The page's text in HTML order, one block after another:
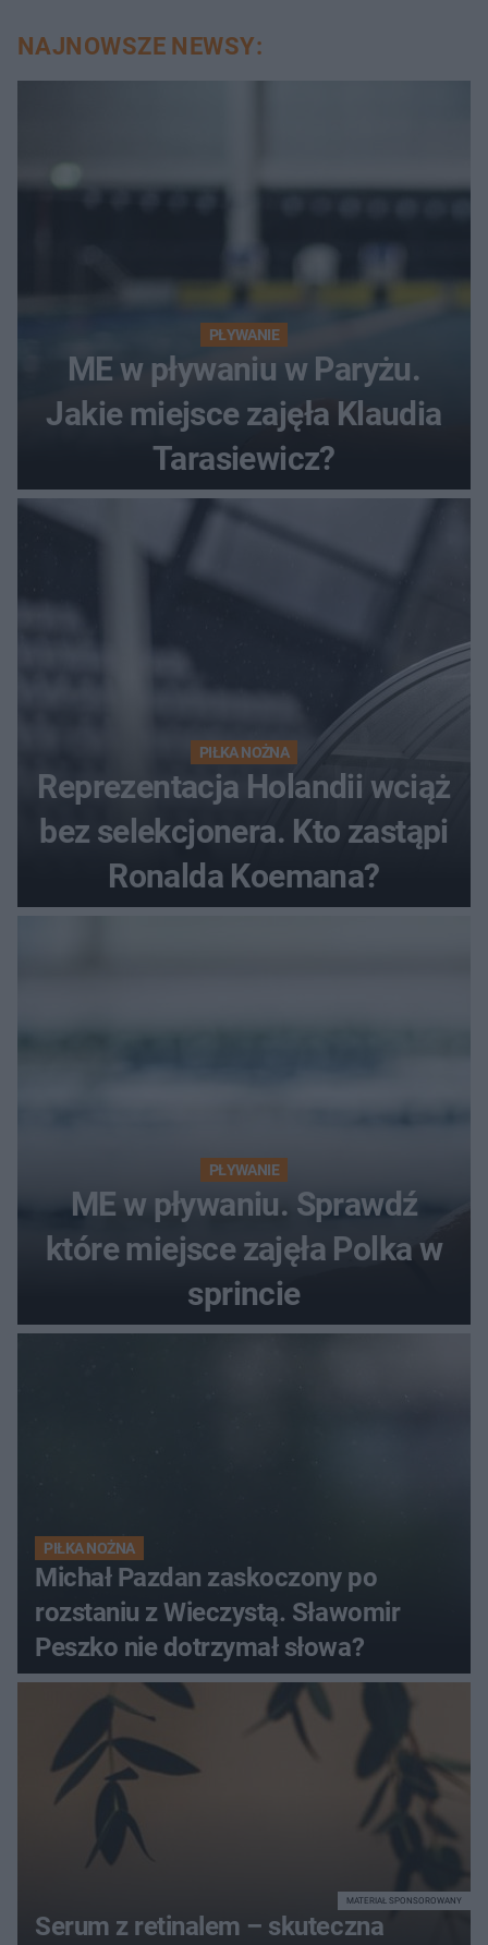
NAJNOWSZE NEWSY:
PŁYWANIE
ME w pływaniu w Paryżu.
Jakie miejsce zajęła Klaudia
Tarasiewicz?
PIŁKA NOŻNA
Reprezentacja Holandii wciąż
bez selekcjonera. Kto zastąpi
Ronalda Koemana?
PŁYWANIE
ME w pływaniu. Sprawdź
które miejsce zajęła Polka w
sprincie
PIŁKA NOŻNA
Michał Pazdan zaskoczony po
rozstaniu z Wieczystą. Sławomir
Peszko nie dotrzymał słowa?
Serum z retinalem – skuteczna
MATERIAŁ SPONSOROWANY